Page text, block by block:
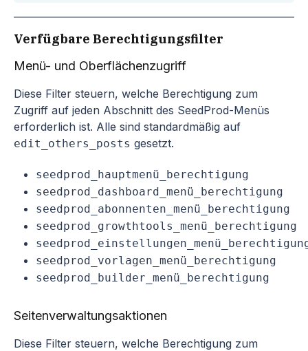
Verfügbare Berechtigungsfilter
Menü- und Oberflächenzugriff
Diese Filter steuern, welche Berechtigung zum
Zugriff auf jeden Abschnitt des SeedProd-Menüs
erforderlich ist. Alle sind standardmäßig auf
edit_others_posts gesetzt.
seedprod_hauptmenü_berechtigung
seedprod_dashboard_menü_berechtigung
seedprod_abonnenten_menü_berechtigung
seedprod_growthtools_menü_berechtigung
seedprod_vorlagen_menü_berechtigung
seedprod_builder_menü_berechtigung
Seitenverwaltungsaktionen
Diese Filter steuern, welche Berechtigung zum